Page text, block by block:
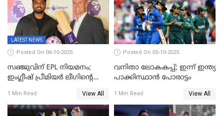
റെക്കോര്‍ഡ് തകര്‍ത്ത് സ്മൃതി
LATEST NEWS
Posted On 06-10-2025
സഞ്ജുവിന് EPL നിയമനം;
ഇംഗ്ലീഷ് പ്രീമിയര്‍ ലീഗിന്‍റെ
അംബാസഡര്‍
1 Min Read View All
Posted On 05-10-2025
വനിതാ ലോകകപ്പ്; ഇന്ന് ഇന്ത്യ
പാക്കിസ്ഥാന്‍ പോരാട്ടം
1 Min Read View All